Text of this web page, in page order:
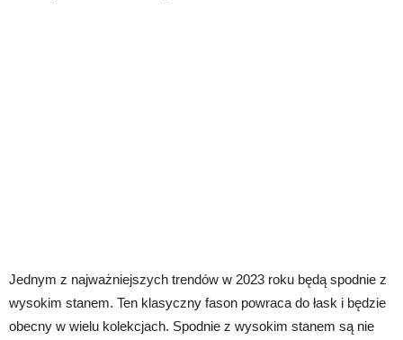
Jednym z najważniejszych trendów w 2023 roku będą spodnie z
wysokim stanem. Ten klasyczny fason powraca do łask i będzie
obecny w wielu kolekcjach. Spodnie z wysokim stanem są nie